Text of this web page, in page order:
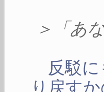
＞「あ
反駁に
り戻すか